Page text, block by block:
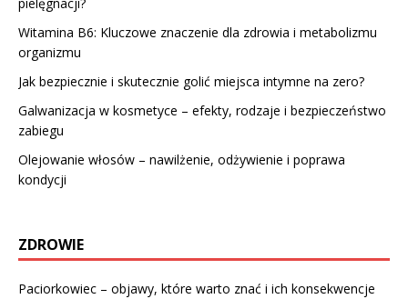
pielęgnacji?
Witamina B6: Kluczowe znaczenie dla zdrowia i metabolizmu
organizmu
Jak bezpiecznie i skutecznie golić miejsca intymne na zero?
Galwanizacja w kosmetyce – efekty, rodzaje i bezpieczeństwo
zabiegu
Olejowanie włosów – nawilżenie, odżywienie i poprawa
kondycji
ZDROWIE
Paciorkowiec – objawy, które warto znać i ich konsekwencje